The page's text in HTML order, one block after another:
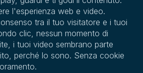
l'esperienza web e video.
tra il tuo visitatore e i tuoi
clic, nessun momento di
i tuoi video sembrano parte
perché lo sono. Senza cookie